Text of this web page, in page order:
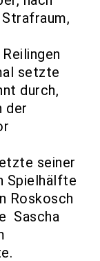
setzte
durch,
der
seiner
Spielhälfte
Roskosch
Sascha